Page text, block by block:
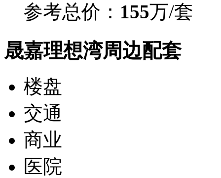
参考总价： 155万/套
晟嘉理想湾周边配套
楼盘
交通
商业
医院